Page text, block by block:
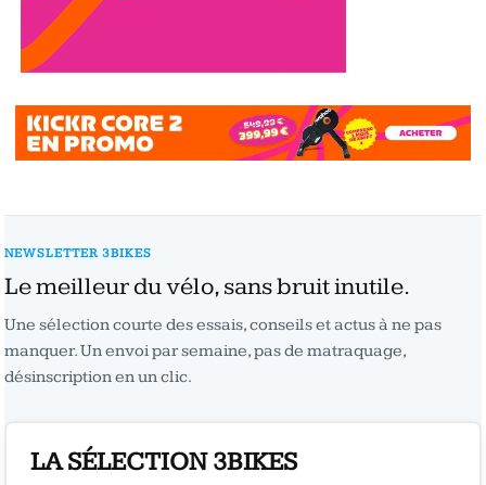
NEWSLETTER 3BIKES
Le meilleur du vélo, sans bruit inutile.
Une sélection courte des essais, conseils et actus à ne pas
manquer. Un envoi par semaine, pas de matraquage,
désinscription en un clic.
LA SÉLECTION 3BIKES